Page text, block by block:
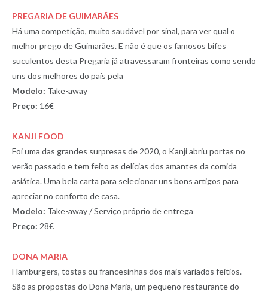
PREGARIA DE GUIMARÃES
Há uma competição, muito saudável por sinal, para ver qual o
melhor prego de Guimarães. E não é que os famosos bifes
suculentos desta Pregaria já atravessaram fronteiras como sendo
uns dos melhores do país pela
Modelo: Take-away
Preço: 16€
KANJI FOOD
Foi uma das grandes surpresas de 2020, o Kanji abriu portas no
verão passado e tem feito as delícias dos amantes da comida
asiática. Uma bela carta para selecionar uns bons artigos para
apreciar no conforto de casa.
Modelo: Take-away / Serviço próprio de entrega
Preço: 28€
DONA MARIA
Hamburgers, tostas ou francesinhas dos mais variados feitios.
São as propostas do Dona Maria, um pequeno restaurante do